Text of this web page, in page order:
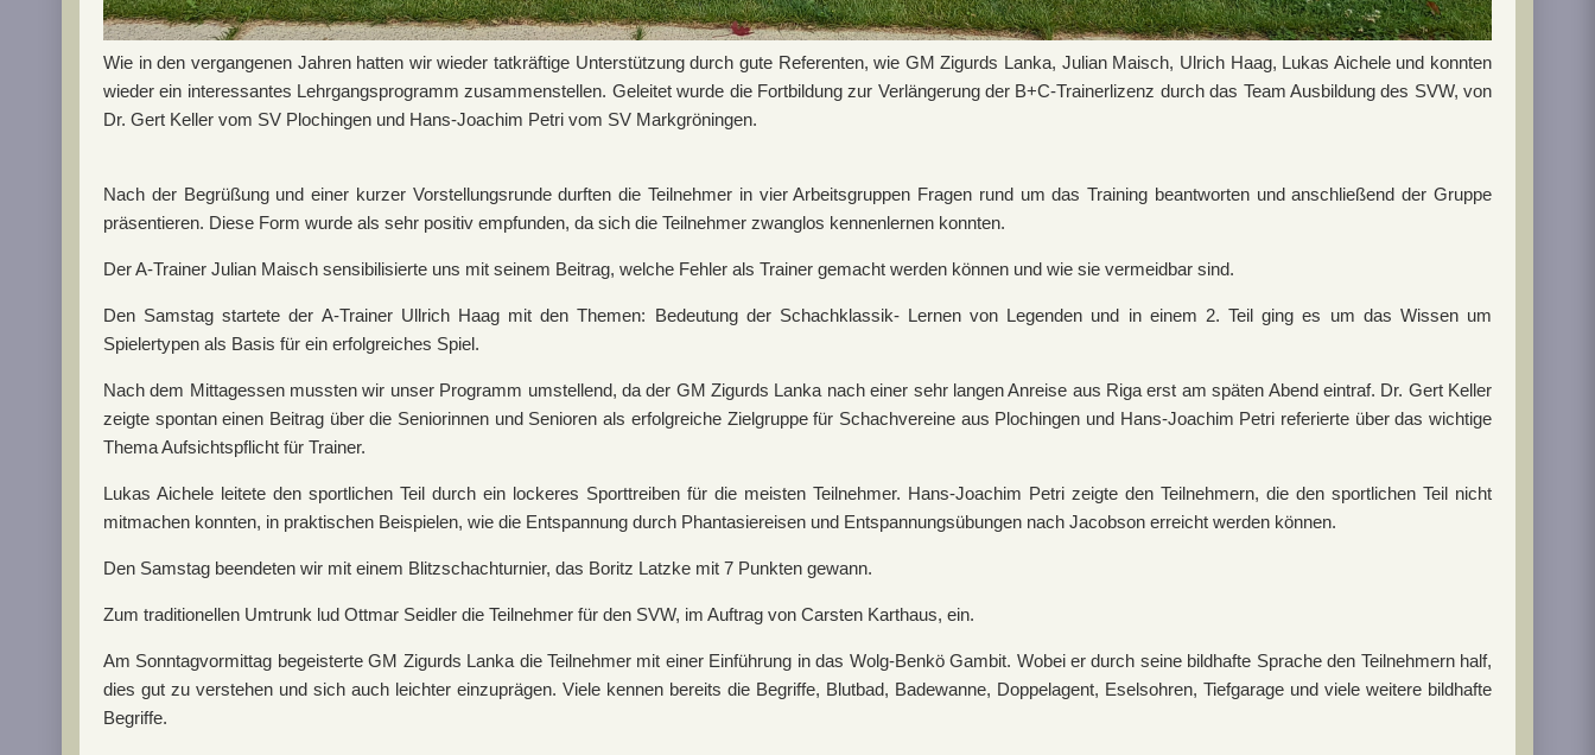
Wie in den vergangenen Jahren hatten wir wieder tatkräftige Unterstützung durch gute Referenten, wie GM Zigurds Lanka, Julian Maisch, Ulrich Haag, Lukas Aichele und konnten
wieder ein interessantes Lehrgangsprogramm zusammenstellen. Geleitet wurde die Fortbildung zur Verlängerung der B+C-Trainerlizenz durch das Team Ausbildung des SVW, von
Dr. Gert Keller vom SV Plochingen und Hans-Joachim Petri vom SV Markgröningen.
Nach der Begrüßung und einer kurzer Vorstellungsrunde durften die Teilnehmer in vier Arbeitsgruppen Fragen rund um das Training beantworten und anschließend der Gruppe
präsentieren. Diese Form wurde als sehr positiv empfunden, da sich die Teilnehmer zwanglos kennenlernen konnten.
Der A-Trainer Julian Maisch sensibilisierte uns mit seinem Beitrag, welche Fehler als Trainer gemacht werden können und wie sie vermeidbar sind.
Den Samstag startete der A-Trainer Ullrich Haag mit den Themen: Bedeutung der Schachklassik- Lernen von Legenden und in einem 2. Teil ging es um das Wissen um
Spielertypen als Basis für ein erfolgreiches Spiel.
Nach dem Mittagessen mussten wir unser Programm umstellend, da der GM Zigurds Lanka nach einer sehr langen Anreise aus Riga erst am späten Abend eintraf. Dr. Gert Keller
zeigte spontan einen Beitrag über die Seniorinnen und Senioren als erfolgreiche Zielgruppe für Schachvereine aus Plochingen und Hans-Joachim Petri referierte über das wichtige
Thema Aufsichtspflicht für Trainer.
Lukas Aichele leitete den sportlichen Teil durch ein lockeres Sporttreiben für die meisten Teilnehmer. Hans-Joachim Petri zeigte den Teilnehmern, die den sportlichen Teil nicht
mitmachen konnten, in praktischen Beispielen, wie die Entspannung durch Phantasiereisen und Entspannungsübungen nach Jacobson erreicht werden können.
Den Samstag beendeten wir mit einem Blitzschachturnier, das Boritz Latzke mit 7 Punkten gewann.
Zum traditionellen Umtrunk lud Ottmar Seidler die Teilnehmer für den SVW, im Auftrag von Carsten Karthaus, ein.
Am Sonntagvormittag begeisterte GM Zigurds Lanka die Teilnehmer mit einer Einführung in das Wolg-Benkö Gambit. Wobei er durch seine bildhafte Sprache den Teilnehmern half,
dies gut zu verstehen und sich auch leichter einzuprägen. Viele kennen bereits die Begriffe, Blutbad, Badewanne, Doppelagent, Eselsohren, Tiefgarage und viele weitere bildhafte
Begriffe.